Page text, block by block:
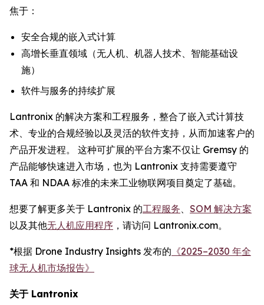
焦于：
安全合规的嵌入式计算
高增长垂直领域（无人机、机器人技术、智能基础设
施）
软件与服务的持续扩展
Lantronix 的解决方案和工程服务，整合了嵌入式计算技
术、专业的合规经验以及灵活的软件支持，从而加速客户的
产品开发进程。 这种可扩展的平台方案不仅让 Gremsy 的
产品能够快速进入市场，也为 Lantronix 支持需要遵守
TAA 和 NDAA 标准的未来工业物联网项目奠定了基础。
想要了解更多关于 Lantronix 的工程服务
SOM 解决方案
以及其他无人机应用程序 ，请访问 Lantronix.com。
*根据 Drone Industry Insights 发布的 《2025–2030 年全
球无人机市场报告》
关于 Lantronix